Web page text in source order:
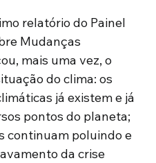
relatório do Painel
Mudanças
mais uma vez, o
do clima: os
já existem e já
pontos do planeta;
continuam poluindo e
da crise